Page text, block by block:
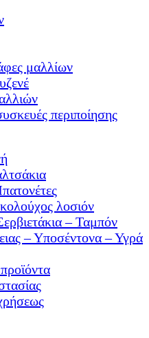
μαλλίων
περιποίησης
λοσιόν
– Ταμπόν
– Υποσέντονα – Υγρά